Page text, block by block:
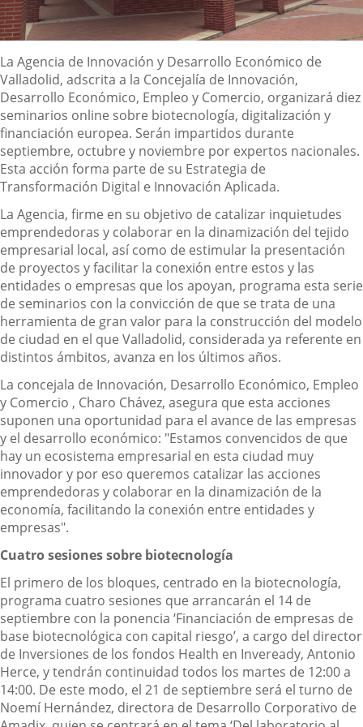
Descripción
La Agencia de Innovación y Desarrollo Económico de
Valladolid, adscrita a la Concejalía de Innovación,
Desarrollo Económico, Empleo y Comercio, organizará diez
seminarios online sobre biotecnología, digitalización y
financiación europea. Serán impartidos durante
septiembre, octubre y noviembre por expertos nacionales.
Esta acción forma parte de su Estrategia de
Transformación Digital e Innovación Aplicada.
La Agencia, firme en su objetivo de catalizar inquietudes
emprendedoras y colaborar en la dinamización del tejido
empresarial local, así como de estimular la presentación
de proyectos y facilitar la conexión entre estos y las
entidades o empresas que los apoyan, programa esta serie
de seminarios con la convicción de que se trata de una
herramienta de gran valor para la construcción del modelo
de ciudad en el que Valladolid, considerada ya referente en
distintos ámbitos, avanza en los últimos años.
La concejala de Innovación, Desarrollo Económico, Empleo
y Comercio , Charo Chávez, asegura que esta acciones
suponen una oportunidad para el avance de las empresas
y el desarrollo económico: "Estamos convencidos de que
hay un ecosistema empresarial en esta ciudad muy
innovador y por eso queremos catalizar las acciones
emprendedoras y colaborar en la dinamización de la
economía, facilitando la conexión entre entidades y
empresas".
Cuatro sesiones sobre biotecnología
El primero de los bloques, centrado en la biotecnología,
programa cuatro sesiones que arrancarán el 14 de
septiembre con la ponencia ‘Financiación de empresas de
base biotecnológica con capital riesgo’, a cargo del director
de Inversiones de los fondos Health en Inveready, Antonio
Herce, y tendrán continuidad todos los martes de 12:00 a
14:00. De este modo, el 21 de septiembre será el turno de
Noemí Hernández, directora de Desarrollo Corporativo de